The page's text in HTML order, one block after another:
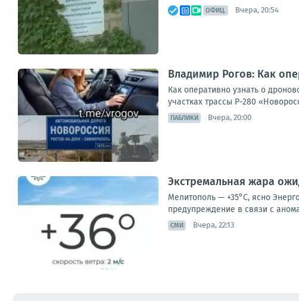
ОФИЦ. Вчера, 20:54
Владимир Рогов: Как
Как оперативно узнать о
участках трассы Р-280
ПАБЛИКИ Вчера, 20:00
Экстремальная жара
Мелитополь — +35°С, ясно
предупреждение в связи с
СМИ Вчера, 22:13